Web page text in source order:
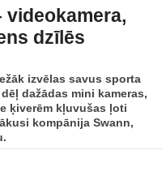
videokamera,
dzīlēs
izvēlas savus sporta
dažādas mini kameras,
ķiverēm kļuvušas ļoti
kompānija Swann,